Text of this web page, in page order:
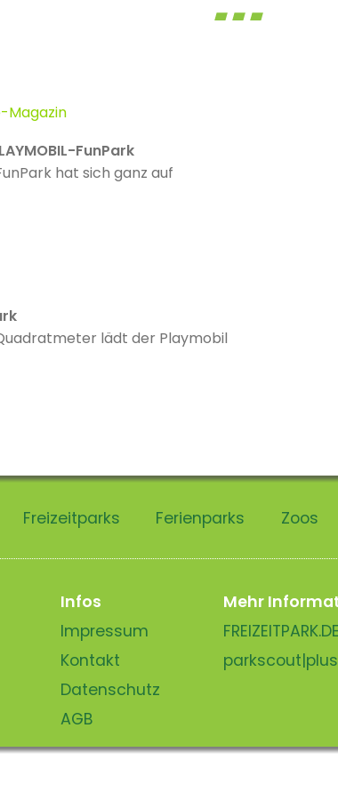
Magazin
FunPark
hat sich ganz auf
lädt der Playmobil
Freizeitparks Ferienparks Zoos
Infos
Impressum
Kontakt
Datenschutz
AGB
Mehr